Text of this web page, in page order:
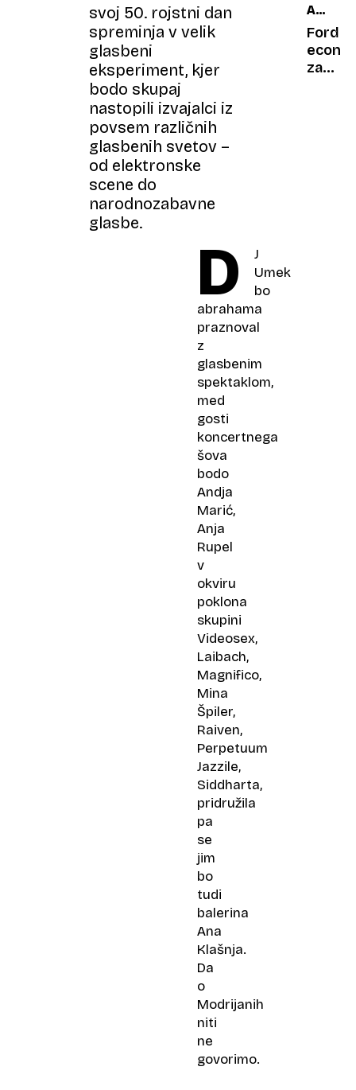
svoj 50. rojstni dan
spreminja v velik
glasbeni
eksperiment, kjer
bodo skupaj
nastopili izvajalci iz
povsem različnih
glasbenih svetov –
od elektronske
scene do
narodnozabavne
glasbe.
D
J
Umek
bo
abrahama
praznoval
z
glasbenim
spektaklom,
med
gosti
koncertnega
šova
bodo
Andja
Marić,
Anja
Rupel
v
okviru
poklona
skupini
Videosex,
Laibach,
Magnifico,
Mina
Špiler,
Raiven,
Perpetuum
Jazzile,
Siddharta,
pridružila
pa
se
jim
bo
tudi
balerina
Ana
Klašnja.
Da
o
Modrijanih
niti
ne
govorimo.
poti
se je
vračala
s kar
V
Ford
za